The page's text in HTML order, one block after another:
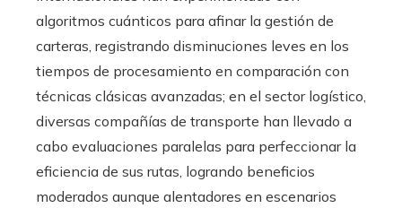
algoritmos cuánticos para afinar la gestión de
carteras, registrando disminuciones leves en los
tiempos de procesamiento en comparación con
técnicas clásicas avanzadas; en el sector logístico,
diversas compañías de transporte han llevado a
cabo evaluaciones paralelas para perfeccionar la
eficiencia de sus rutas, logrando beneficios
moderados aunque alentadores en escenarios